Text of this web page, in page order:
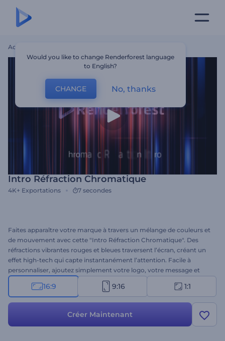
Accueil
Intro Réfraction Chromatique
4K+ Exportations 7 secondes
Faites apparaître votre marque à travers un mélange de couleurs et
de mouvement avec cette "Intro Réfraction Chromatique". Des
réfractions vibrantes rouges et bleues traversent l’écran, créant un
effet high-tech qui capte instantanément l’attention. Facile à
personnaliser, ajoutez simplement votre logo, votre message et
une musique de fond, et voyez le résultat prendre vie. Parfait pour
la tech, le gaming, les intros futuristes et tout lancement à fort
16:9 9:16 1:1
Créer Maintenant
Would you like to change Renderforest language
to English?
CHANGE No, thanks